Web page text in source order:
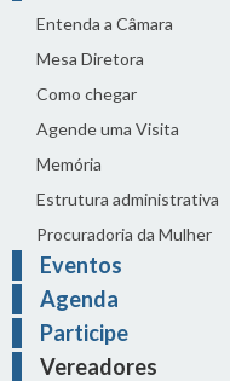
Entenda a Câmara
Mesa Diretora
Como chegar
Agende uma Visita
Memória
Estrutura administrativa
Procuradoria da Mulher
Eventos
Agenda
Participe
Vereadores